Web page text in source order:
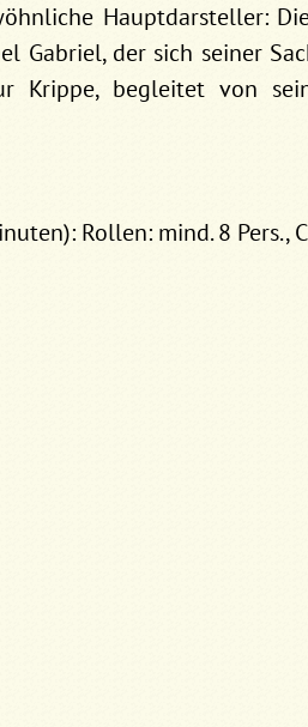
Hauptdarsteller:
Gabriel, der sich seiner
Krippe, begleitet von
Rollen: mind. 8 Pers.,